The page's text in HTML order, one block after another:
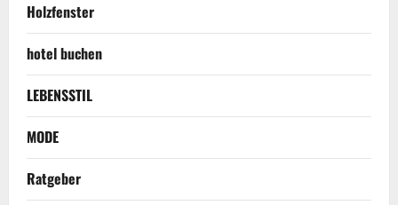
Holzfenster
hotel buchen
LEBENSSTIL
MODE
Ratgeber